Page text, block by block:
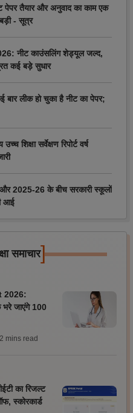
तैयार और अनुवाद का काम एक
- सूत्र
नीट काउंसलिंग शेड्यूल जल्द,
कई बड़े सुधार
लीक हो चुका है नीट का पेपर;
सर्वेक्षण रिपोर्ट वर्ष
2025-26 के बीच सरकारी स्कूलों
आई
समाचार]
2026:
भरे जाएंगे 100
| 2 mins read
का रिजल्ट
स्कोरकार्ड